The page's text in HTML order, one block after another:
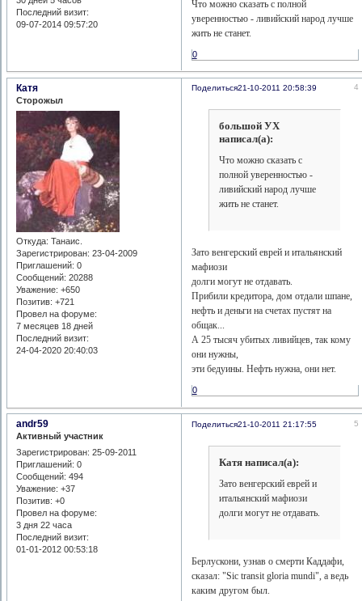
Последний визит:
09-07-2014 09:57:20
Что можно сказать с полной
уверенностью - ливийский народ лучше
жить не станет.
0
Поделиться 4
21-10-2011 20:58:39
Катя
Сторожыл
Откуда: Танаис.
Зарегистрирован: 23-04-2009
Приглашений: 0
Сообщений: 20288
Уважение: +650
Позитив: +721
Провел на форуме:
7 месяцев 18 дней
Последний визит:
24-04-2020 20:40:03
большой УХ
написал(а):
Что можно сказать с
полной уверенностью -
ливийский народ лучше
жить не станет.
Зато венгерский еврей и итальянский
мафиози
долги могут не отдавать.
Прибили кредитора, дом отдали шпане,
нефть и деньги на счетах пустят на
общак...
А 25 тысяч убитых ливийцев, так кому
они нужны,
эти бедуины. Нефть нужна, они нет.
0
Поделиться 5
21-10-2011 21:17:55
andr59
Активный участник
Зарегистрирован: 25-09-2011
Приглашений: 0
Сообщений: 494
Уважение: +37
Позитив: +0
Провел на форуме:
3 дня 22 часа
Последний визит:
01-01-2012 00:53:18
Катя написал(а):
Зато венгерский еврей и
итальянский мафиози
долги могут не отдавать.
Берлускони, узнав о смерти Каддафи,
сказал: "Sic transit gloria mundi", а ведь
каким другом был.